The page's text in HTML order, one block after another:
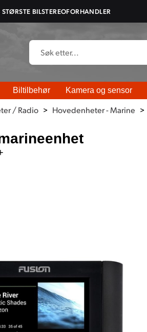
BILSTEREOFORHANDLER
Biltilbehør Kamera og sensor
/ Radio > Hovedenheter - Marine >